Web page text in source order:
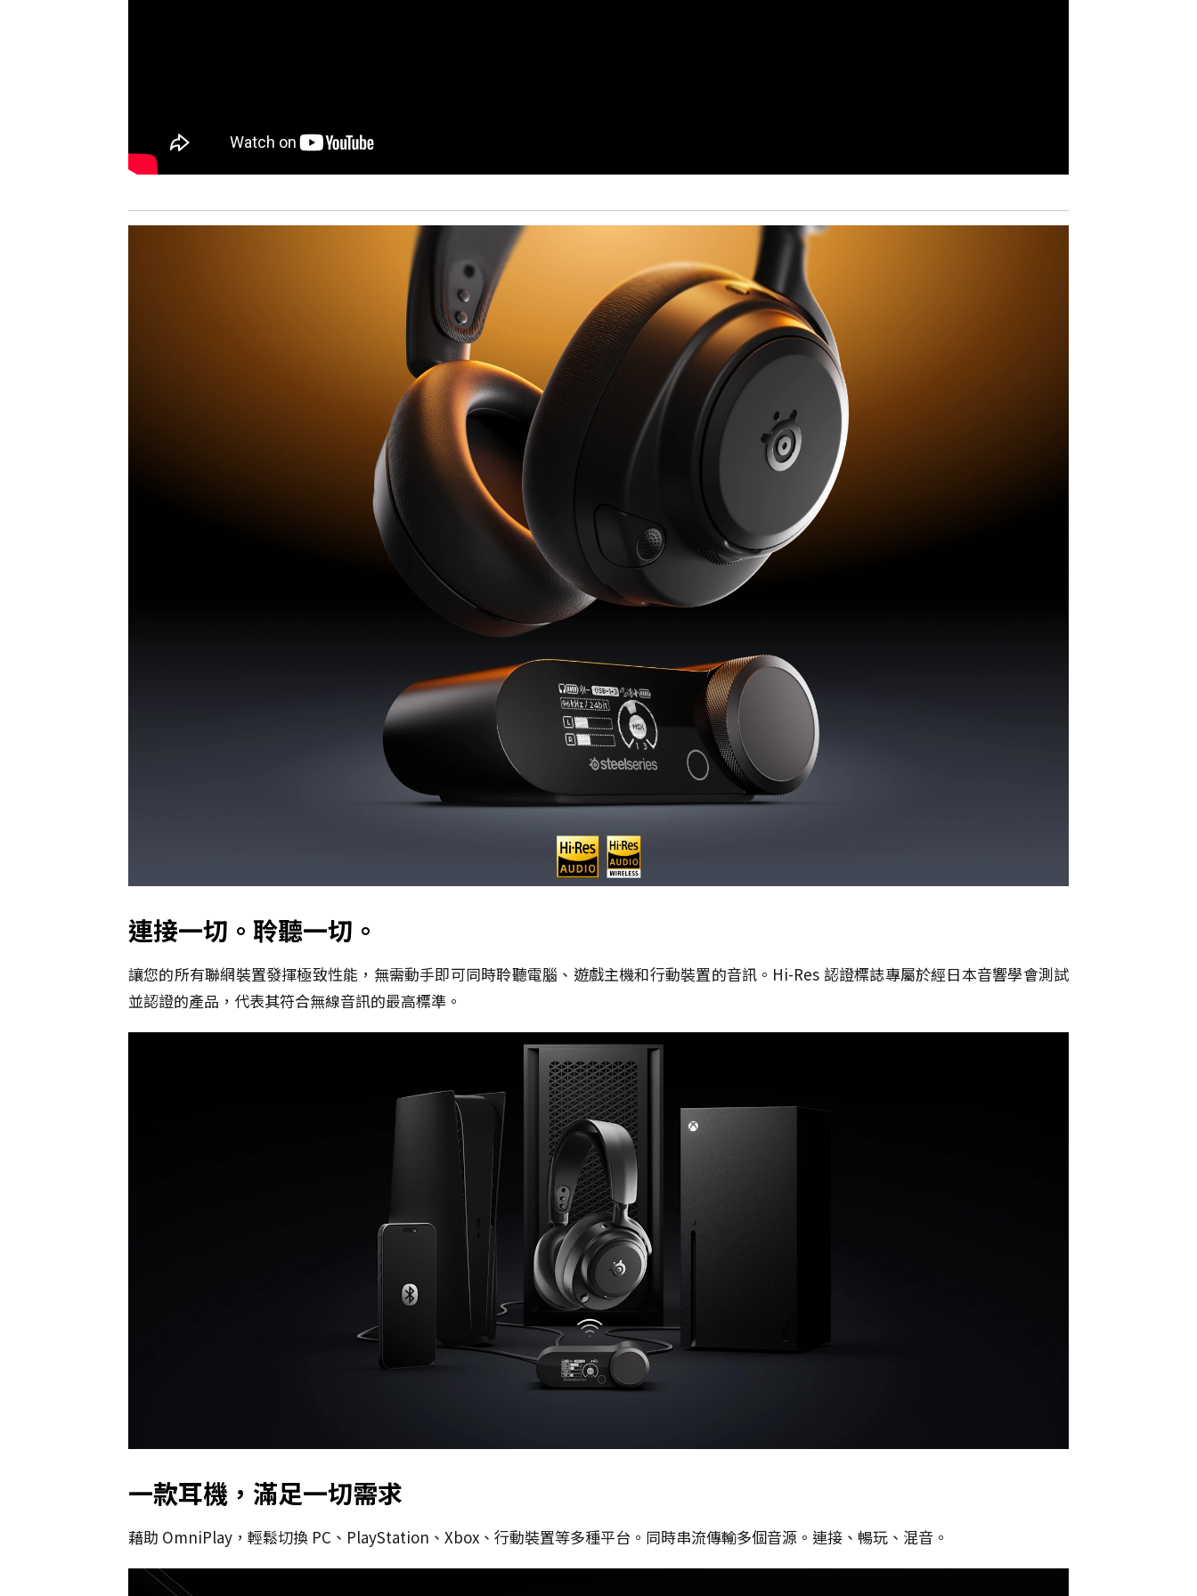
連接一切。聆聽一切。
讓您的所有聯網裝置發揮極致性能，無需動手即可同時聆聽電腦、遊戲主機和行動裝置的音訊。Hi-Res 認證標誌專屬於經日本音響學會測試
並認證的產品，代表其符合無線音訊的最高標準。
一款耳機，滿足一切需求
藉助 OmniPlay，輕鬆切換 PC、PlayStation、Xbox、行動裝置等多種平台。同時串流傳輸多個音源。連接、暢玩、混音。